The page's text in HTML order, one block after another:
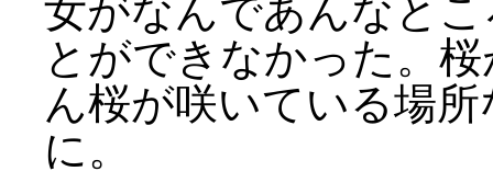
女がなんであんなと
とができなかった。
ん桜が咲いている場
に。